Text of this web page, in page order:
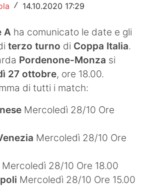
/ 14.10.2020 17:29
A ha comunicato le date e gli
terzo turno di Coppa Italia.
Pordenone-Monza si
27 ottobre, ore 18.00.
di tutti i match:
Mercoledì 28/10 Ore
Mercoledì 28/10 Ore
Mercoledì 28/10 Ore 18.00
Mercoledì 28/10 Ore 15.00